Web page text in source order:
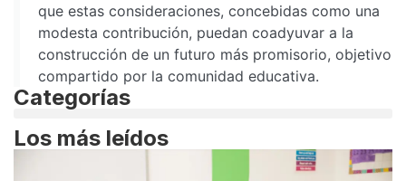
que estas consideraciones, concebidas como una
modesta contribución, puedan coadyuvar a la
construcción de un futuro más promisorio, objetivo
compartido por la comunidad educativa.
Categorías
Los más leídos